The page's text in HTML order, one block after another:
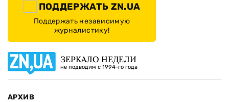
ПОДДЕРЖАТЬ ZN.UA
Поддержать независимую
журналистику!
ЗЕРКАЛО НЕДЕЛИ
не подводим с 1994-го года
АРХИВ